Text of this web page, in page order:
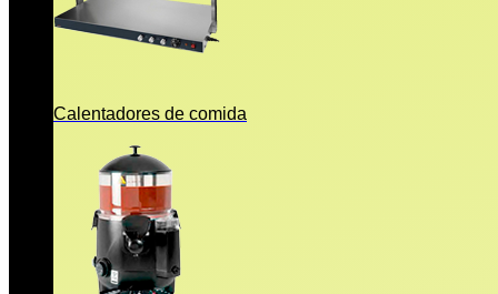
Calentadores de comida